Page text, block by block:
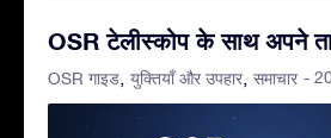
OSR टेलीस्कोप के साथ अपने
OSR गाइड युक्तियाँ और उपहार समाचार -